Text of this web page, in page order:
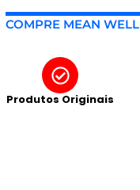
COMPRE MEAN
Produtos Originais